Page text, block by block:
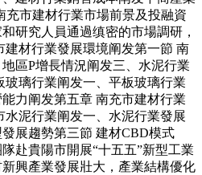
充市建材行業市場前景及投融資
研究人員通過缜密的市場調研，
建材行業發展環境阐发第一節 南
區P增長情況阐发三、水泥行業
璃行業阐发一、平板玻璃行業
力阐发第五章 南充市建材行業
泥行業阐发一、水泥行業發展
展趨勢第三節 建材CBD模式
赴貴陽市開展“十五五”新型工業
興產業發展壯大，產業結構優化